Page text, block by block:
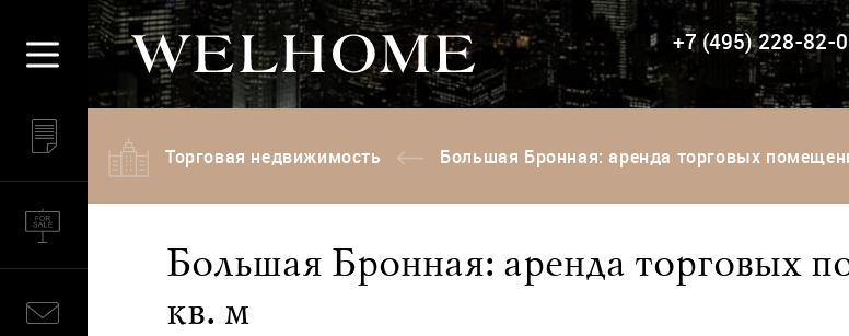
+7 (495) 228-82-
Торговая недвижимость Большая Бронная: аренда торговых
Большая Бронная: аренда торговых
кв. м